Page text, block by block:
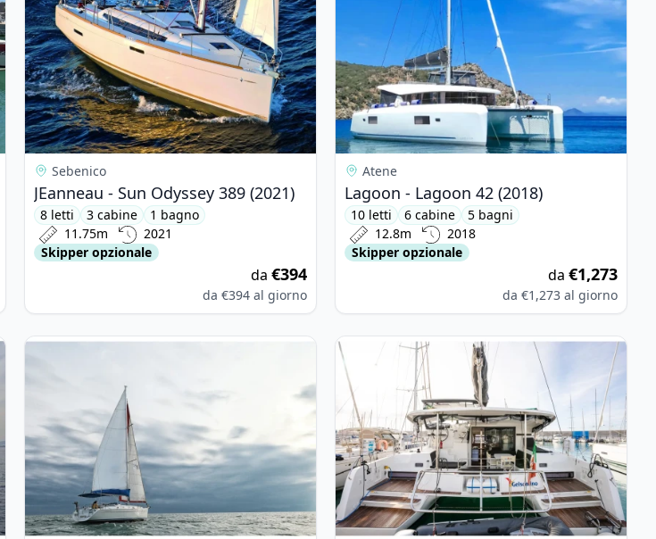
Sebenico
JEanneau - Sun Odyssey 389 (2021)
8 letti 3 cabine
1 bagno
11.75m
2021
Skipper opzionale
da €394
da €394 al giorno
Atene
Lagoon - Lagoon 42 (2018)
10 letti 6 cabine
5 bagni
12.8m
2018
Skipper opzionale
da €1,273
da €1,273 al giorno
View details for BENETEAU - Cyclades 43.4 (2008)View details for Lagoon - Lagoon 42 (2020)